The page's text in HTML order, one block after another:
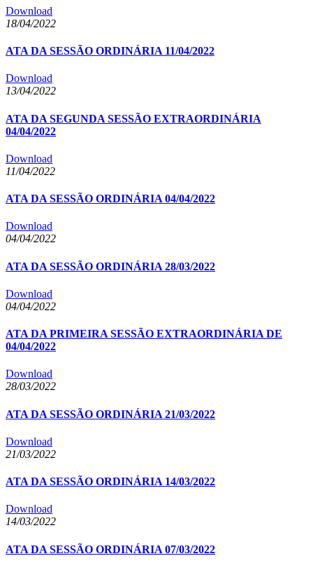
Download
18/04/2022
ATA DA SESSÃO ORDINÁRIA 11/04/2022
Download
13/04/2022
ATA DA SEGUNDA SESSÃO EXTRAORDINÁRIA
04/04/2022
Download
11/04/2022
ATA DA SESSÃO ORDINÁRIA 04/04/2022
Download
04/04/2022
ATA DA SESSÃO ORDINÁRIA 28/03/2022
Download
04/04/2022
ATA DA PRIMEIRA SESSÃO EXTRAORDINÁRIA DE
04/04/2022
Download
28/03/2022
ATA DA SESSÃO ORDINÁRIA 21/03/2022
Download
21/03/2022
ATA DA SESSÃO ORDINÁRIA 14/03/2022
Download
14/03/2022
ATA DA SESSÃO ORDINÁRIA 07/03/2022